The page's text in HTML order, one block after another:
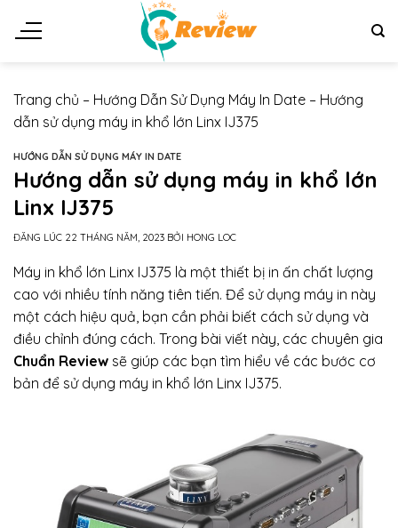
đến
Trang chủ – Hướng Dẫn Sử Dụng Máy In Date – Hướng
dẫn sử dụng máy in khổ lớn Linx IJ375
HƯỚNG DẪN SỬ DỤNG MÁY IN DATE
Hướng dẫn sử dụng máy in khổ lớn
Linx IJ375
ĐĂNG LÚC 22 THÁNG NĂM, 2023 BỞI HONG LOC
Máy in khổ lớn Linx IJ375 là một thiết bị in ấn chất lượng
cao với nhiều tính năng tiên tiến. Để sử dụng máy in này
một cách hiệu quả, bạn cần phải biết cách sử dụng và
điều chỉnh đúng cách. Trong bài viết này, các chuyên gia
Chuẩn Review sẽ giúp các bạn tìm hiểu về các bước cơ
bản để sử dụng máy in khổ lớn Linx IJ375.